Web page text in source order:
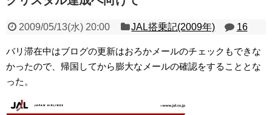
2009/05/13(水) 20:00 JAL搭乗記(2009年) 16
バリ滞在中はブログの更新はおろかメールのチェックもできな
かったので、帰国してから膨大なメールの確認をすることとな
った。